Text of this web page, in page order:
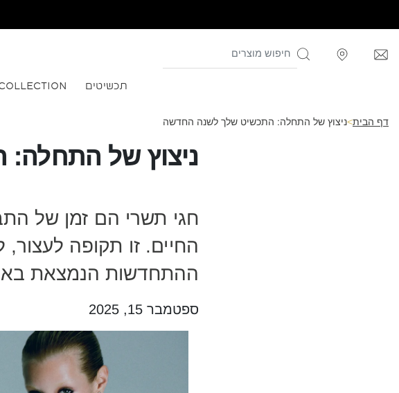
תכשיטים
דף הבית>ניצוץ של התחלה: התכשיט שלך לשנה החדשה
ניצוץ של
חגי תשרי הם זמן של
החיים. זו תקופה
ההתחדשות הנמצאת
ספטמבר 15, 2025